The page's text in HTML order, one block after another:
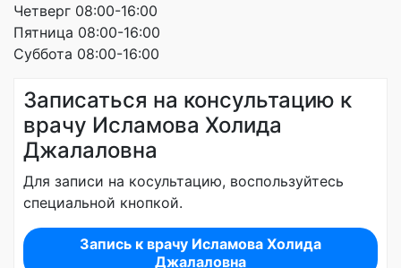
Четверг 08:00-16:00
Пятница 08:00-16:00
Суббота 08:00-16:00
Записаться на консультацию к
врачу Исламова Холида
Джалаловна
Для записи на косультацию, воспользуйтесь
специальной кнопкой.
Запись к врачу Исламова Холида
Джалаловна